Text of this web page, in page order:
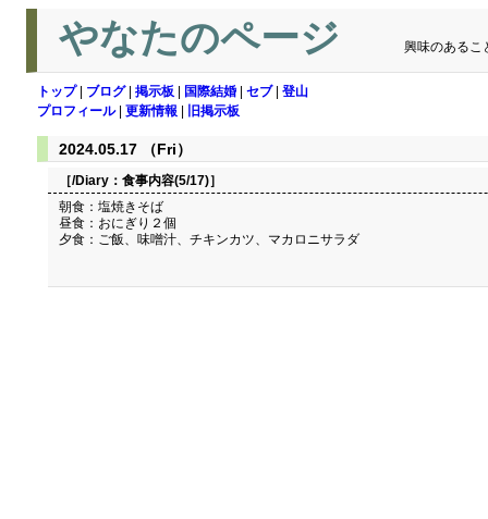
やなたのページ 興味のあるこ
トップ| ブログ| 掲示板 国際結婚 セブ| 登山
プロフィール| 更新情報 旧掲示板
2024.05.17 （Fri）
［/Diary： 食事内容(5/17)］
朝食：塩焼きそば
昼食：おにぎり２個
夕食：ご飯、味噌汁、チキンカツ、マカロニサラダ